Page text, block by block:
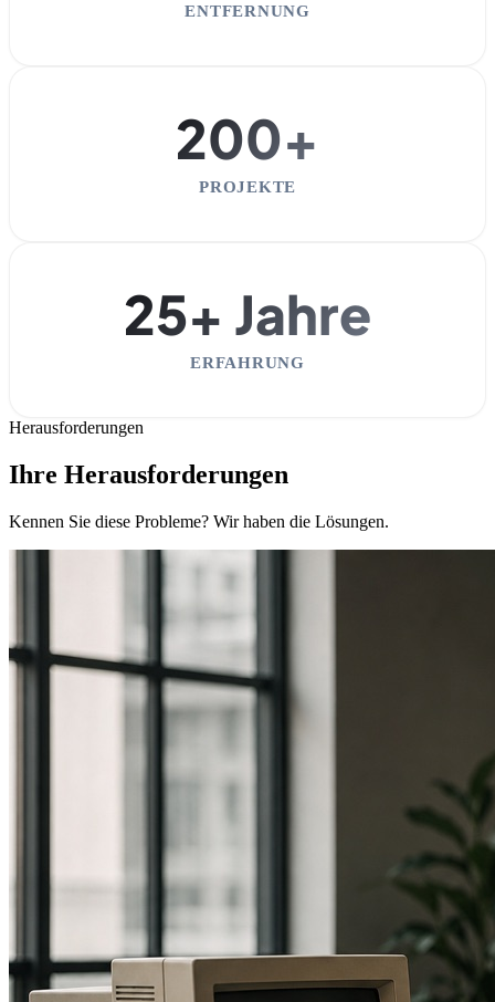
ENTFERNUNG
200+
PROJEKTE
25+ Jahre
ERFAHRUNG
Herausforderungen
Ihre Herausforderungen
Kennen Sie diese Probleme? Wir haben die Lösungen.